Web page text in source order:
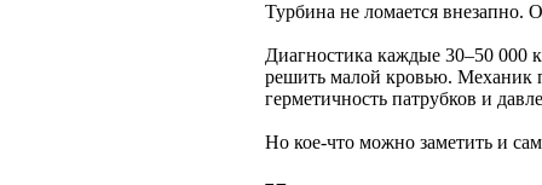
Турбина не ломается внезапно.
Диагностика каждые 30–50 000
решить малой кровью. Механик
герметичность патрубков и
Но кое-что можно заметить и